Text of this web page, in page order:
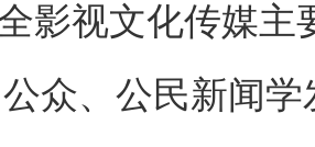
影视文化传媒
众、公民新闻